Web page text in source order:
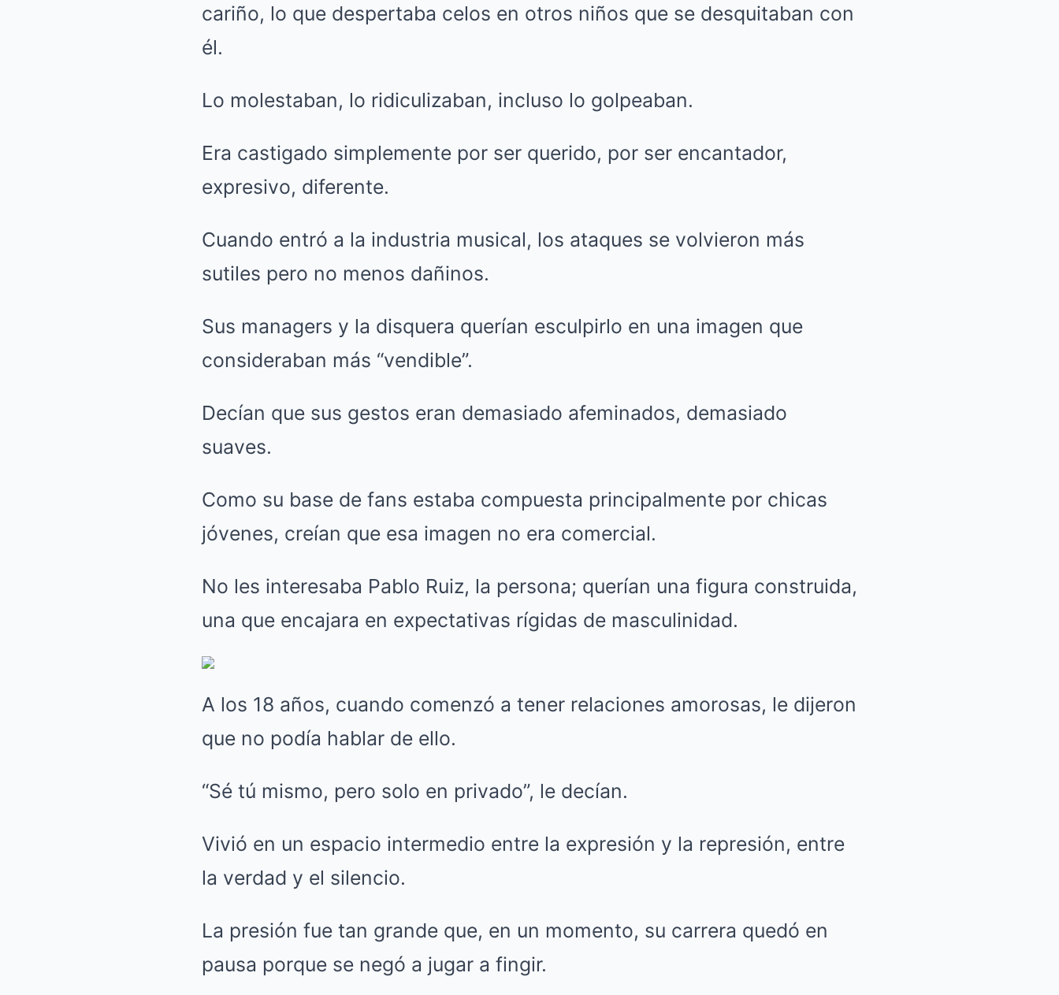
cariño, lo que despertaba celos en otros niños que se desquitaban con
él.
Lo molestaban, lo ridiculizaban, incluso lo golpeaban.
Era castigado simplemente por ser querido, por ser encantador,
expresivo, diferente.
Cuando entró a la industria musical, los ataques se volvieron más
sutiles pero no menos dañinos.
Sus managers y la disquera querían esculpirlo en una imagen que
consideraban más “vendible”.
Decían que sus gestos eran demasiado afeminados, demasiado
suaves.
Como su base de fans estaba compuesta principalmente por chicas
jóvenes, creían que esa imagen no era comercial.
No les interesaba Pablo Ruiz, la persona; querían una figura construida,
una que encajara en expectativas rígidas de masculinidad.
A los 18 años, cuando comenzó a tener relaciones amorosas, le dijeron
que no podía hablar de ello.
“Sé tú mismo, pero solo en privado”, le decían.
Vivió en un espacio intermedio entre la expresión y la represión, entre
la verdad y el silencio.
La presión fue tan grande que, en un momento, su carrera quedó en
pausa porque se negó a jugar a fingir.